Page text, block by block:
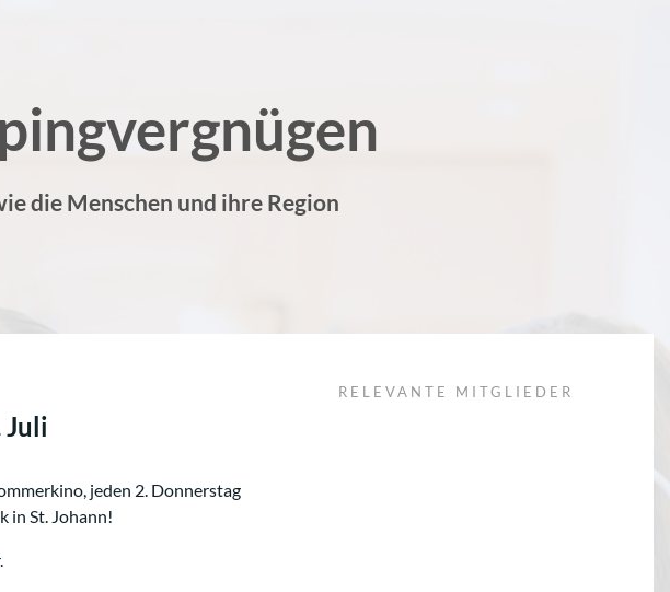
die Menschen und ihre Region
Juli
jeden 2. Donnerstag
in St. Johann!
RELEVANTE MITGLIEDER